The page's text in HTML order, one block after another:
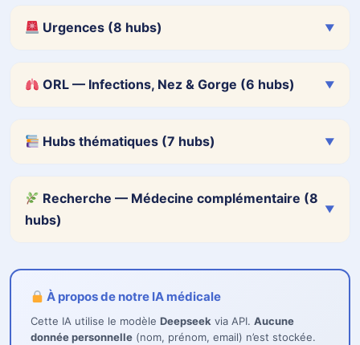
Urgences (8 hubs) ▼
ORL — Infections, Nez & Gorge (6 hubs) ▼
Hubs thématiques (7 hubs) ▼
Recherche — Médecine complémentaire (8
hubs)
▼
À propos de notre IA médicale
Cette IA utilise le modèle Deepseek via API. Aucune
donnée personnelle (nom, prénom, email) n’est stockée.